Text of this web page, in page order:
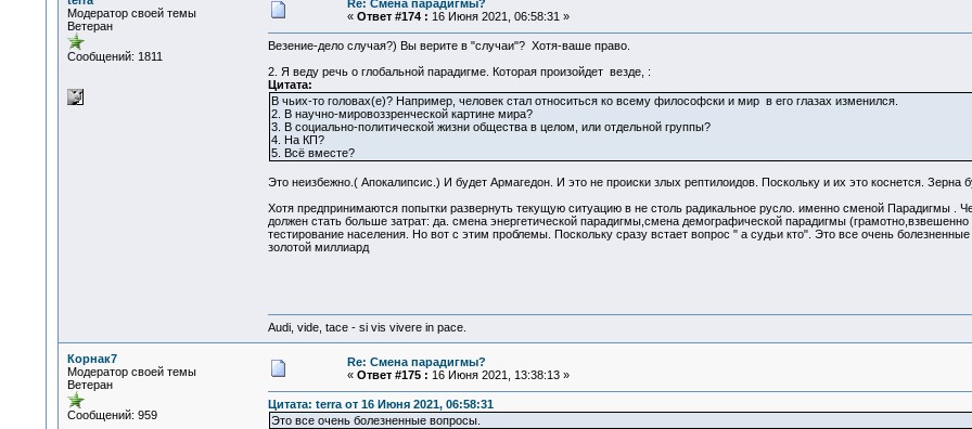
Модератор своей темы
Ветеран
Сообщений: 1811
Re: Смена парадигмы?
« Ответ #174 : 16 Июня 2021, 06:58:31 »
Везение-дело случая?) Вы верите в "случаи"? Хотя-ваше право.
2. Я веду речь о глобальной парадигме. Которая произойдет везде, :
Цитата:
В чьих-то головах(е)? Например, человек стал относиться ко всему философски и мир в его глазах изменился.
2. В научно-мировоззренческой картине мира?
3. В социально-политической жизни общества в целом, или отдельной группы?
4. На КП?
5. Всё вместе?
Это неизбежно.( Апокалипсис.) И будет Армагедон. И это не происки злых рептилоидов. Поскольку и их это коснется. Зерна
Хотя предпринимаются попытки развернуть текущую ситуацию в не столь радикальное русло. именно сменой Парадигмы .
должен стать больше затрат: да. смена энергетической парадигмы,смена демографической парадигмы
тестирование населения. Но вот с этим проблемы. Поскольку сразу встает вопрос " а судьи кто". Это все очень
золотой миллиард
Audi, vide, tace - si vis vivere in pace.
Корнак7
Модератор своей темы
Ветеран
Сообщений: 959
Re: Смена парадигмы?
« Ответ #175 : 16 Июня 2021, 13:38:13 »
Цитата: terra от 16 Июня 2021, 06:58:31
Это все очень болезненные вопросы.